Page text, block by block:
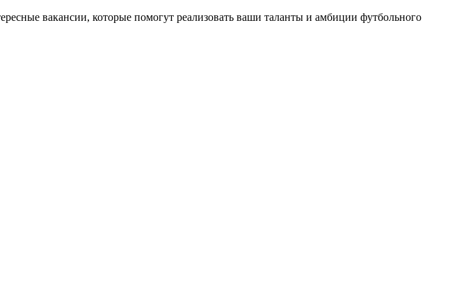
вакансии, которые помогут реализовать ваши таланты и амбиции футбольного